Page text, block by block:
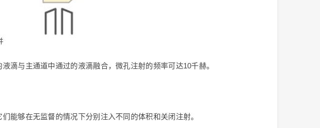
滴与主通道中通过的液滴融合，微孔注射的频率可达10千赫。
能够在无监督的情况下分别注入不同的体积和关闭注射。